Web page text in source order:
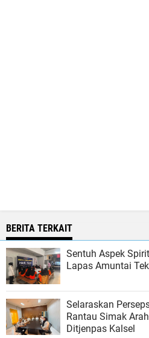
BERITA TERKAIT
Sentuh Aspek
Lapas Amuntai
Selaraskan
Rantau Simak
Ditjenpas Kalsel